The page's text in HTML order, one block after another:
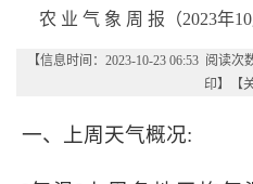
农 业 气 象 周 报（2023年
【信息时间：2023-10-23 06:53 阅读次
印】【
一、上周天气概况: